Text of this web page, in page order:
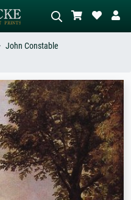
Beschreiben Sie die Szene – z.B. Grüne
Wiese, Abstrakt mit viel Rot, Dunkles
Ölgemälde, Stehender Akt neben einem
Baum.
John Constable